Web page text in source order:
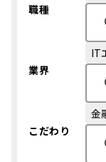
職種
IT
業界
金
こだわり